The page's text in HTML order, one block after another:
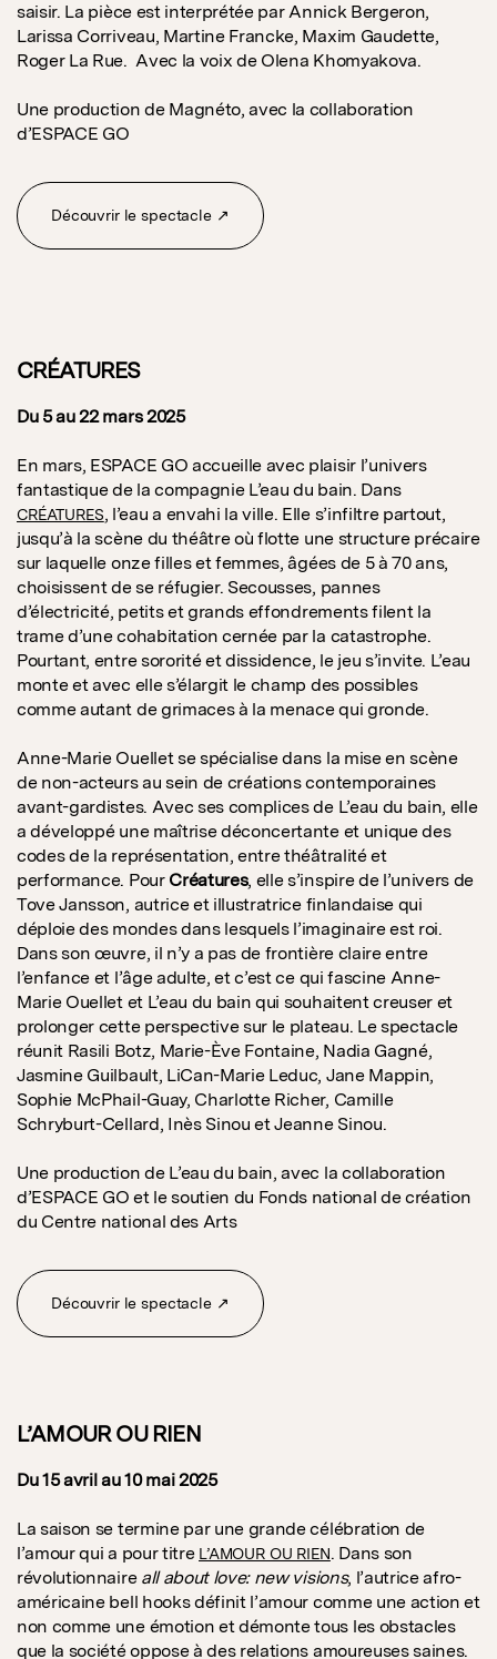
saisir. La pièce est interprétée par Annick Bergeron,
Larissa Corriveau, Martine Francke, Maxim Gaudette,
Roger La Rue. Avec la voix de Olena Khomyakova.
Une production de Magnéto, avec la collaboration
d’ESPACE GO
Découvrir le spectacle ↗
CRÉATURES
Du 5 au 22 mars 2025
En mars, ESPACE GO accueille avec plaisir l’univers
fantastique de la compagnie L’eau du bain. Dans
CRÉATURES, l’eau a envahi la ville. Elle s’infiltre partout,
jusqu’à la scène du théâtre où flotte une structure précaire
sur laquelle onze filles et femmes, âgées de 5 à 70 ans,
choisissent de se réfugier. Secousses, pannes
d’électricité, petits et grands effondrements filent la
trame d’une cohabitation cernée par la catastrophe.
Pourtant, entre sororité et dissidence, le jeu s’invite. L’eau
monte et avec elle s’élargit le champ des possibles
comme autant de grimaces à la menace qui gronde.
Anne-Marie Ouellet se spécialise dans la mise en scène
de non-acteurs au sein de créations contemporaines
avant-gardistes. Avec ses complices de L’eau du bain, elle
a développé une maîtrise déconcertante et unique des
codes de la représentation, entre théâtralité et
performance. Pour Créatures, elle s’inspire de l’univers de
Tove Jansson, autrice et illustratrice finlandaise qui
déploie des mondes dans lesquels l’imaginaire est roi.
Dans son œuvre, il n’y a pas de frontière claire entre
l’enfance et l’âge adulte, et c’est ce qui fascine Anne-
Marie Ouellet et L’eau du bain qui souhaitent creuser et
prolonger cette perspective sur le plateau. Le spectacle
réunit Rasili Botz, Marie-Ève Fontaine, Nadia Gagné,
Jasmine Guilbault, LiCan-Marie Leduc, Jane Mappin,
Sophie McPhail-Guay, Charlotte Richer, Camille
Schryburt-Cellard, Inès Sinou et Jeanne Sinou.
Une production de L’eau du bain, avec la collaboration
d’ESPACE GO et le soutien du Fonds national de création
du Centre national des Arts
Découvrir le spectacle ↗
L’AMOUR OU RIEN
Du 15 avril au 10 mai 2025
La saison se termine par une grande célébration de
l’amour qui a pour titre L’AMOUR OU RIEN. Dans son
révolutionnaire all about love: new visions, l’autrice afro-
américaine bell hooks définit l’amour comme une action et
non comme une émotion et démonte tous les obstacles
que la société oppose à des relations amoureuses saines.